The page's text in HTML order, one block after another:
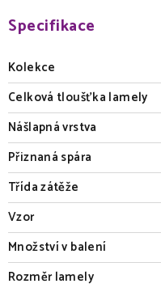
Specifikace
Kolekce
Celková tloušťka lamely
Nášlapná vrstva
Přiznaná spára
Třída zátěže
Vzor
Množství v balení
Rozměr lamely